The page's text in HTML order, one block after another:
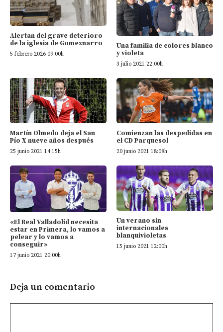
Alertan del grave deterioro
de la iglesia de Gomeznarro
5 febrero 2026 09:00h
Una familia de colores blanco
y violeta
3 julio 2021 22:00h
Martín Olmedo deja el San
Pío X nueve años después
25 junio 2021 14:15h
Comienzan las despedidas en
el CD Parquesol
20 junio 2021 18:08h
«El Real Valladolid necesita
estar en Primera, lo vamos a
pelear y lo vamos a
conseguir»
17 junio 2021 20:00h
Un verano sin
internacionales
blanquivioletas
15 junio 2021 12:00h
Deja un comentario